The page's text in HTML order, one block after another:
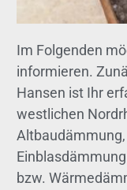
Im Folgenden
informieren.
Hansen ist Ihr
westlichen
bzw.